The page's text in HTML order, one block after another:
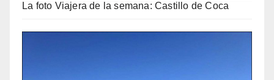
La foto Viajera de la semana: Castillo de Coca